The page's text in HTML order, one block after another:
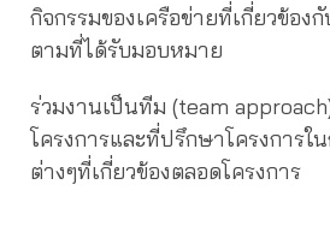
กิจกรรมของเครือข่ายที่เกี่ยวข้อง
ตามที่ได้รับมอบหมาย
ร่วมงานเป็นทีม (team
โครงการและที่ปรึกษาโครงการใ
ต่างๆที่เกี่ยวข้องตลอดโครงการ